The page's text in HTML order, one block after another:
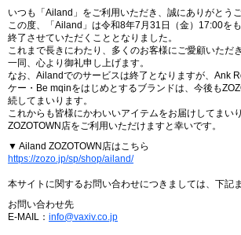
いつも「Ailand」をご利用いただき、誠にありがとうご
この度、「Ailand」は令和8年7月31日（金）17:00を
終了させていただくこととなりました。
これまで長きにわたり、多くのお客様にご愛顧いただ
一同、心より御礼申し上げます。
なお、Ailandでのサービスは終了となりますが、Ank
ケー・Be mqinをはじめとするブランドは、今後も
続してまいります。
これからも皆様にかわいいアイテムをお届けしてまい
ZOZOTOWN店をご利用いただけますと幸いです。
▼ Ailand ZOZOTOWN店はこちら
https://zozo.jp/sp/shop/ailand/
本サイトに関するお問い合わせにつきましては、下記
お問い合わせ先
E-MAIL： info@vaxiv.co.jp